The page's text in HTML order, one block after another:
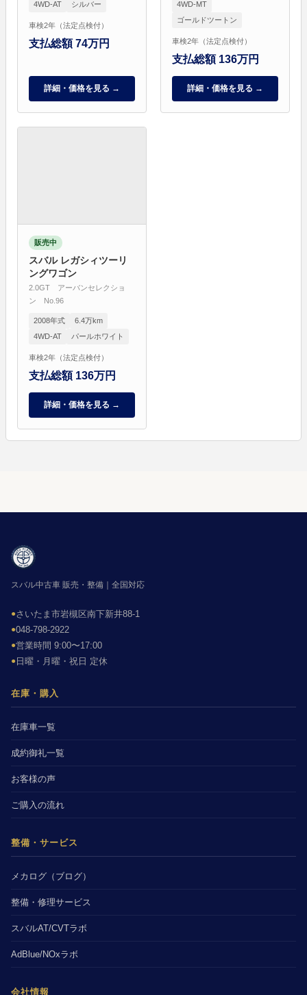
4WD-AT
シルバー
車検2年（法定点検付）
支払総額 74万円
詳細・価格を見る →
4WD-MT
ゴールドツートン
車検2年（法定点検付）
支払総額 136万円
詳細・価格を見る →
販売中
スバル レガシィツーリ
ングワゴン
2.0GT アーバンセレクショ
ン No.96
2008年式
6.4万km
4WD-AT
パールホワイト
車検2年（法定点検付）
支払総額 136万円
詳細・価格を見る →
スバル中古車 販売・整備｜全国対応
●さいたま市岩槻区南下新井88-1
●048-798-2922
●営業時間 9:00〜17:00
●日曜・月曜・祝日 定休
在庫・購入
在庫車一覧
成約御礼一覧
お客様の声
ご購入の流れ
整備・サービス
メカログ（ブログ）
整備・修理サービス
スバルAT/CVTラボ
AdBlue/NOxラボ
会社情報